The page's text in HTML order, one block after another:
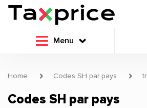
Menu
Home Codes SH par pays
Codes SH par pays